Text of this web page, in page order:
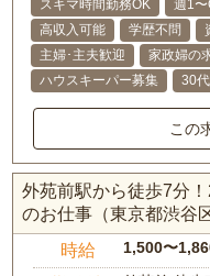
スキマ時間勤務OK 週1〜
高収入可能
学歴不問
主婦･主夫歓迎
家政婦の
ハウスキーパー募集
30
この
外苑前駅から徒歩7分
のお仕事（東京都渋谷
時給 1,500〜